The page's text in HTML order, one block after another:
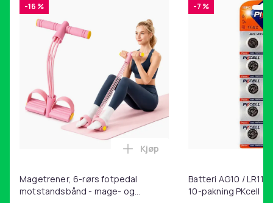
-16 %
Magetrener, 6-rørs fotpedal
motstandsbånd - mage- og
Legg Magetrener, 6-rørs
Kjøp
-7 %
Batteri AG10 /
10-pakning PKcell